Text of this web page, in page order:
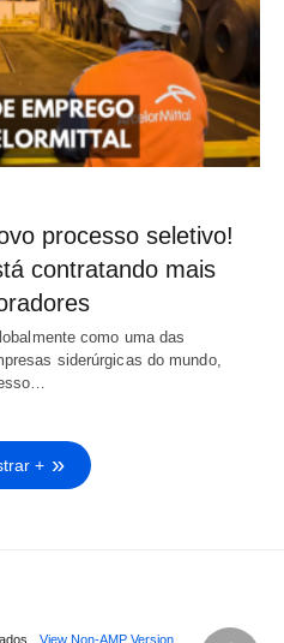
processo seletivo!
contratando mais
como uma das
siderúrgicas do mundo,
+
View Non-AMP Version